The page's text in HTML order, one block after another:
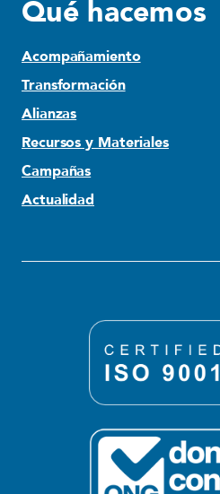
Qué hacemos
Acompañamiento
Transformación
Alianzas
Recursos y Materiales
Campañas
Actualidad